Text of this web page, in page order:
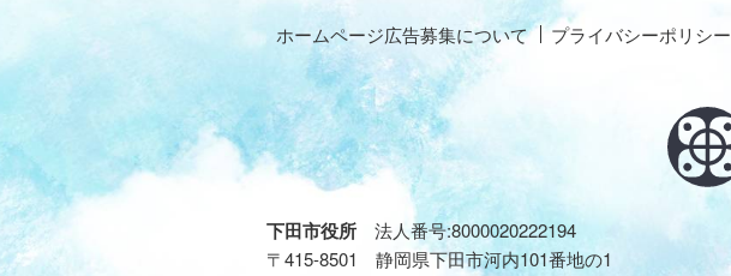
ホームページ広告募集について プライバシーポリシー
下田市役所 法人番号:8000020222194
〒415-8501 静岡県下田市河内101番地の1